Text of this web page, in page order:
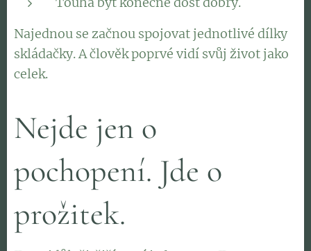
Najednou se začnou spojovat jednotlivé dílky
skládačky. A člověk poprvé vidí svůj život jako
celek.
Nejde jen o
pochopení. Jde o
prožitek.